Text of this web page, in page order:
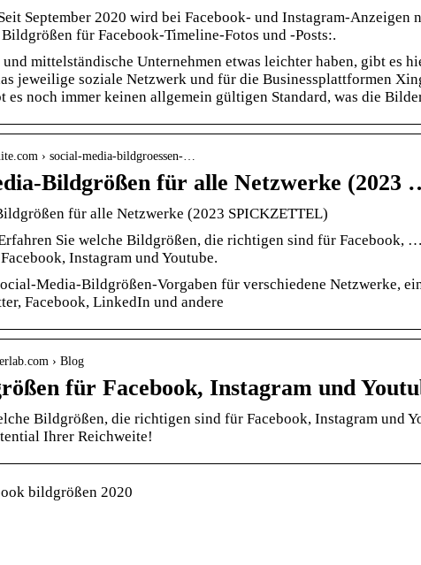
September 2020 wird bei Facebook- und Instagram-Anzeigen
für Facebook-Timeline-Fotos und -Posts:.
mittelständische Unternehmen etwas leichter haben, gibt es
jeweilige soziale Netzwerk und für die Businessplattformen
es noch immer keinen allgemein gültigen Standard, was die
› social-media-bildgroessen-…
Bildgrößen für alle Netzwerke (2023
für alle Netzwerke (2023 SPICKZETTEL)
Sie welche Bildgrößen, die richtigen sind für Facebook,
Instagram und Youtube.
Media-Bildgrößen-Vorgaben für verschiedene Netzwerke,
Facebook, LinkedIn und andere
› Blog
für Facebook, Instagram und
Bildgrößen, die richtigen sind für Facebook, Instagram und
Ihrer Reichweite!
bildgrößen 2020